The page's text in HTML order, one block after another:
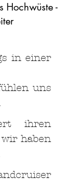
Hochwüste -
in einer
uns
ihren
haben